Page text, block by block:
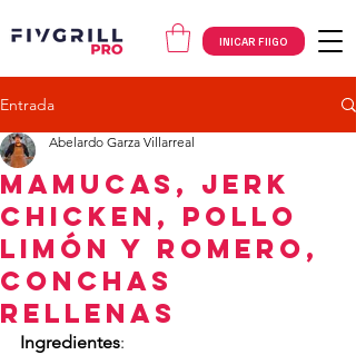
INICAR FIIGO
Entrada
Mamucas, Jerk
Chicken, POLLO
LIMÓN Y ROMERO,
Conchas
Rellenas
Abelardo Garza Villarreal
Ingredientes: